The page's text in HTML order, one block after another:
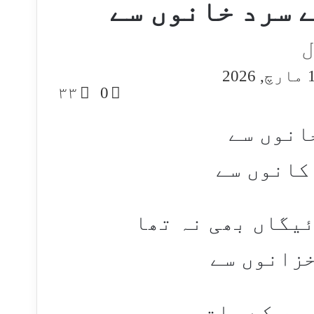
سرد خانوں سے
1 مارچ, 2026
0 ۳۳
سے
سے
بھی نہ تھا
سے